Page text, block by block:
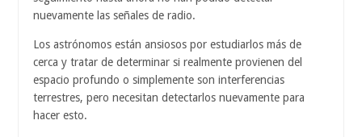
nuevamente las señales de radio.
Los astrónomos están ansiosos por estudiarlos más de
cerca y tratar de determinar si realmente provienen del
espacio profundo o simplemente son interferencias
terrestres, pero necesitan detectarlos nuevamente para
hacer esto.